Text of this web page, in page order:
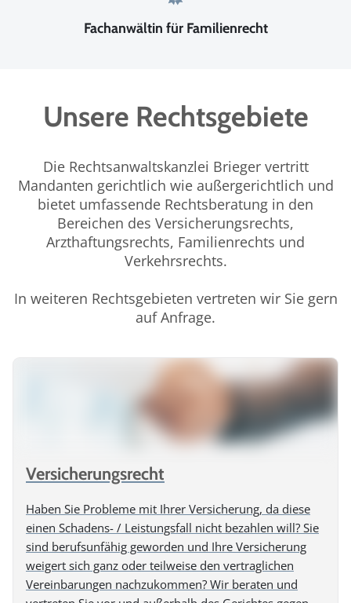
Fachanwältin für Familienrecht
Unsere Rechtsgebiete
Die Rechtsanwaltskanzlei Brieger vertritt
Mandanten gerichtlich wie außergerichtlich und
bietet umfassende Rechtsberatung in den
Bereichen des Versicherungsrechts,
Arzthaftungsrechts, Familienrechts und
Verkehrsrechts.
In weiteren Rechtsgebieten vertreten wir Sie gern
auf Anfrage.
Versicherungsrecht
Haben Sie Probleme mit Ihrer Versicherung, da diese
einen Schadens- / Leistungsfall nicht bezahlen will? Sie
sind berufsunfähig geworden und Ihre Versicherung
weigert sich ganz oder teilweise den vertraglichen
Vereinbarungen nachzukommen? Wir beraten und